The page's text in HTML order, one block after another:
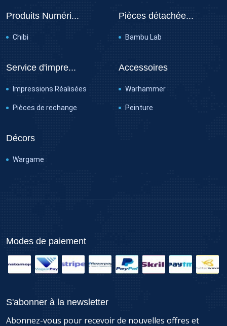
Produits Numéri...
Chibi
Pièces détachée...
Bambu Lab
Service d'impre...
Impressions Réalisées
Pièces de rechange
Accessoires
Warhammer
Peinture
Décors
Wargame
Modes de paiement
S'abonner à la newsletter
Abonnez-vous pour recevoir de nouvelles offres et